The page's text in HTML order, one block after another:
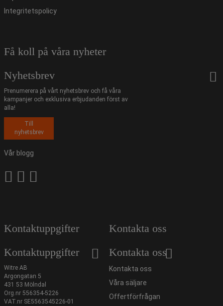
Integritetspolicy
Få koll på våra nyheter
Nyhetsbrev
Prenumerera på vårt nyhetsbrev och få våra
kampanjer och exklusiva erbjudanden först av
alla!
Till
nyhetsbrev
Vår blogg
Kontaktuppgifter
Kontaktuppgifter
Witre AB
Argongatan 5
431 53 Mölndal
Org.nr 556354-5226
VAT.nr SE5563545226-01
Kontakta oss
Kontakta oss
Kontakta oss
Våra säljare
Offertförfrågan